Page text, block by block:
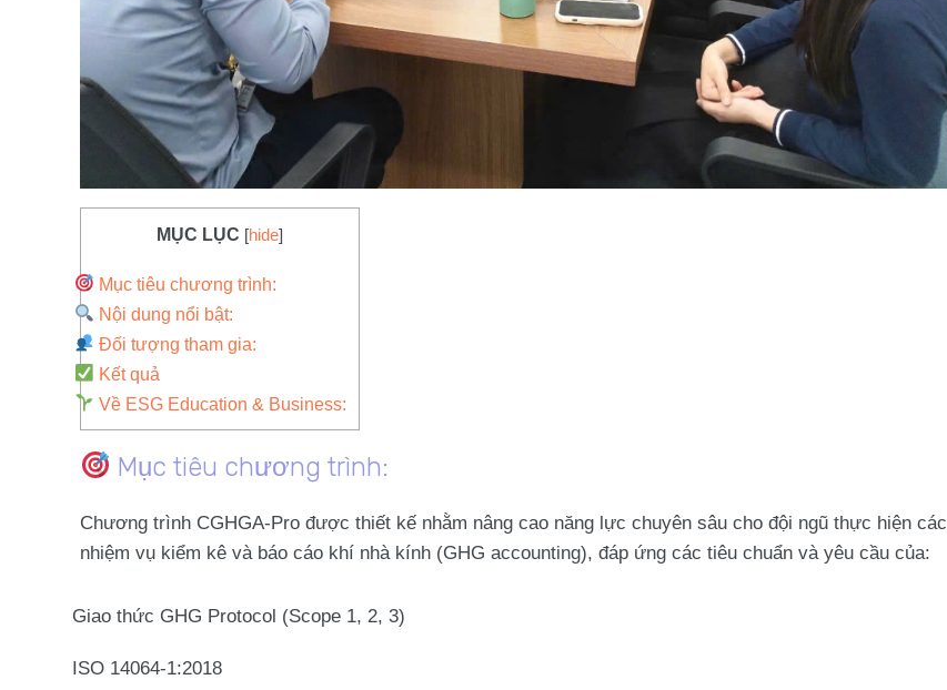
MỤC LỤC [hide]
Mục tiêu chương trình:
Nội dung nổi bật:
Đối tượng tham gia:
Kết quả
Về ESG Education & Business:
Mục tiêu chương trình:
Chương trình CGHGA-Pro được thiết kế nhằm nâng cao năng lực chuyên sâu cho đội ngũ thực hiện các
nhiệm vụ kiểm kê và báo cáo khí nhà kính (GHG accounting), đáp ứng các tiêu chuẩn và yêu cầu của:
Giao thức GHG Protocol (Scope 1, 2, 3)
ISO 14064-1:2018